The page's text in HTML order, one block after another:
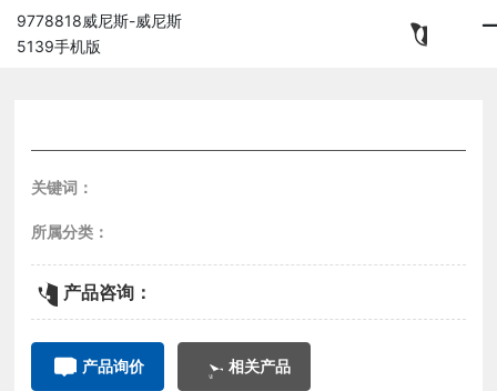
9778818威尼斯-威尼斯
5139手机版
关键词：
所属分类：
产品咨询：
产品询价 相关产品